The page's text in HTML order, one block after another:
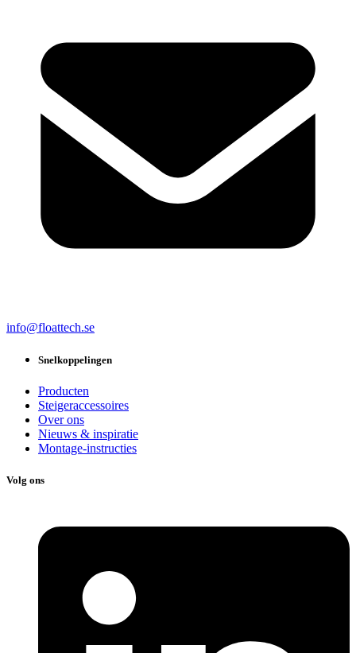
info@floattech.se
Snelkoppelingen
Producten
Steigeraccessoires
Over ons
Nieuws & inspiratie
Montage-instructies
Volg ons